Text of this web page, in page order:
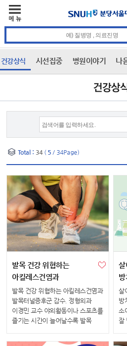
건강상식 시선집중 병원이야기 나
건강상
Total : 34 ( 5/ 34Page)
발목 건강 위협하는
아킬레스건염과
발목터널증후군
발목 건강 위협하는 아킬레스건염과
발목터널증후군 감수. 정형외과
이경민 교수 야외활동이나 스포츠를
즐기는 시간이 늘어날수록 발목
자세로 움직이거나 너무 무리해서
살
살
방
소
잘
영